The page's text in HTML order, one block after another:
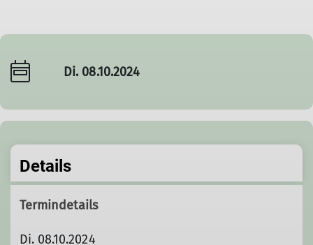
Di. 08.10.2024
Details
Termindetails
Di. 08.10.2024